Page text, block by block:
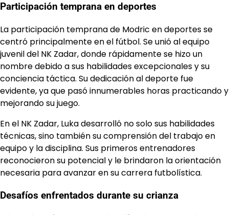
Participación temprana en deportes
La participación temprana de Modric en deportes se
centró principalmente en el fútbol. Se unió al equipo
juvenil del NK Zadar, donde rápidamente se hizo un
nombre debido a sus habilidades excepcionales y su
conciencia táctica. Su dedicación al deporte fue
evidente, ya que pasó innumerables horas practicando y
mejorando su juego.
En el NK Zadar, Luka desarrolló no solo sus habilidades
técnicas, sino también su comprensión del trabajo en
equipo y la disciplina. Sus primeros entrenadores
reconocieron su potencial y le brindaron la orientación
necesaria para avanzar en su carrera futbolística.
Desafíos enfrentados durante su crianza